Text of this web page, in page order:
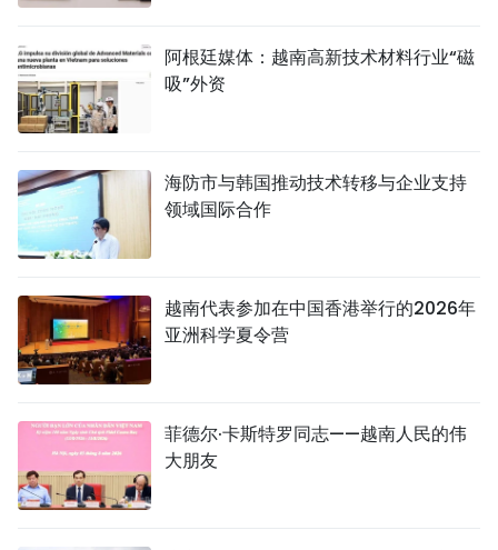
阿根廷媒体：越南高新技术材料行业“磁
吸”外资
海防市与韩国推动技术转移与企业支持
领域国际合作
越南代表参加在中国香港举行的2026年
亚洲科学夏令营
菲德尔·卡斯特罗同志——越南人民的伟
大朋友